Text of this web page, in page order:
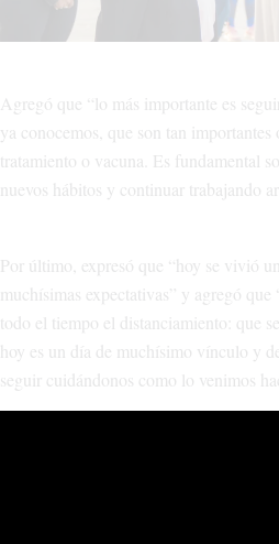
Agregó que “lo más importante es
ya conocemos, que son tan
tratamiento o vacuna. Es fundamental
nuevos hábitos y continuar trabajando
Por último, expresó que “hoy se vivió
muchísimas expectativas” y agregó
todo el tiempo el distanciamiento: que
hoy es un día de muchísimo vínculo y
seguir cuidándonos como lo venimos